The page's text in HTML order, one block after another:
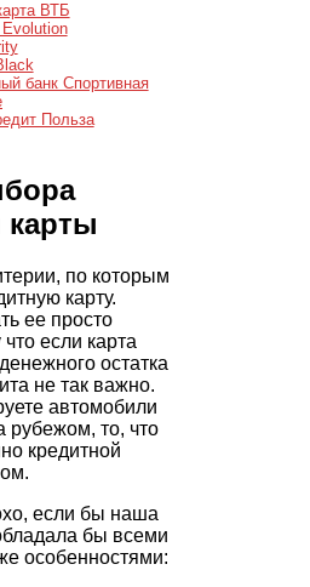
ВТБ
банк Спортивная
Польза
карты
по которым
карту.
ее просто
если карта
остатка
не так важно.
автомобили
рубежом, то, что
кредитной
если бы наша
бы всеми
особенностями: